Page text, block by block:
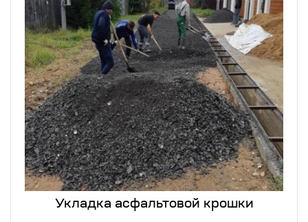
Укладка асфальтовой крошки